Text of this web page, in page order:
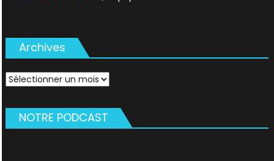
Archives
Archives
NOTRE PODCAST